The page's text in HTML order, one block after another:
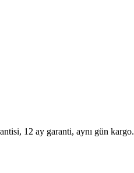
12 ay garanti, aynı gün kargo.